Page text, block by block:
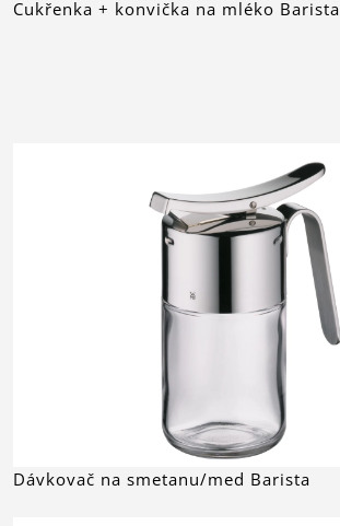
Cukřenka + konvička na mléko Barista
Dávkovač na smetanu/med Barista